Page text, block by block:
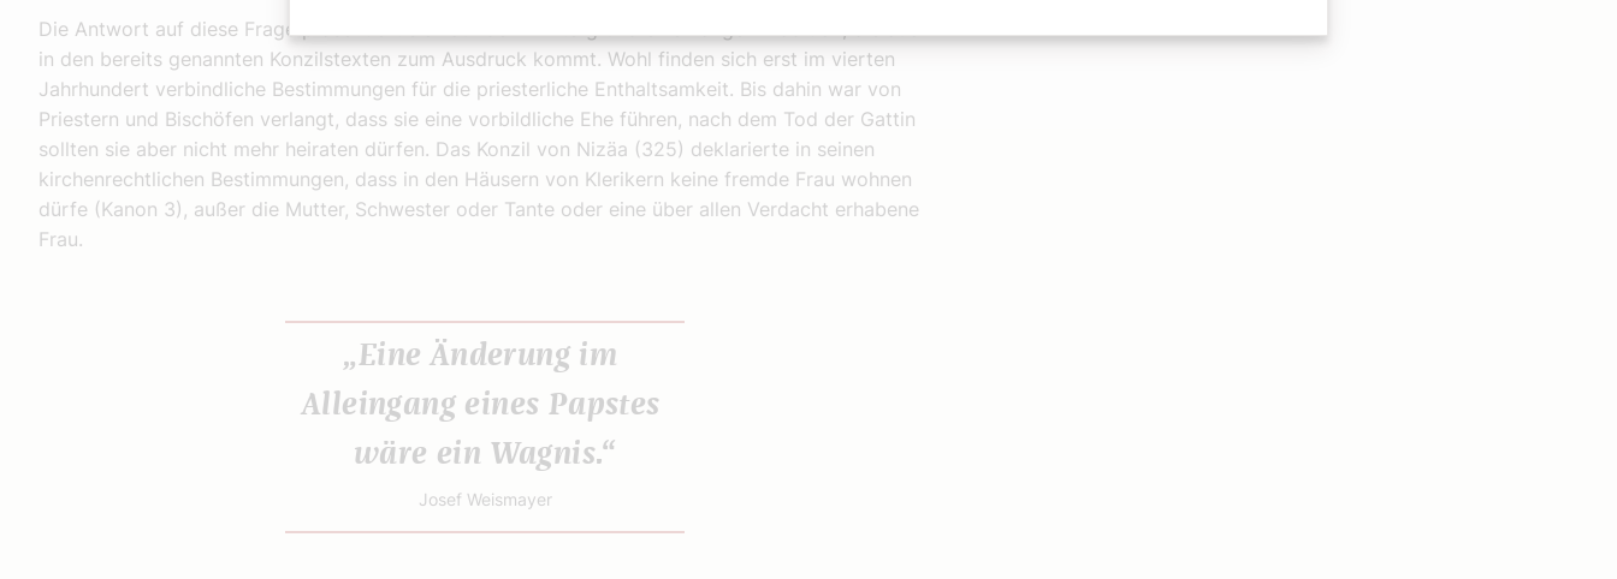
Die Antwort auf diese Frage präsentiert sich auf dem Hintergrund einer langen Tradition, die auch
in den bereits genannten Konzilstexten zum Ausdruck kommt. Wohl finden sich erst im vierten
Jahrhundert verbindliche Bestimmungen für die priesterliche Enthaltsamkeit. Bis dahin war von
Priestern und Bischöfen verlangt, dass sie eine vorbildliche Ehe führen, nach dem Tod der Gattin
sollten sie aber nicht mehr heiraten dürfen. Das Konzil von Nizäa (325) deklarierte in seinen
kirchenrechtlichen Bestimmungen, dass in den Häusern von Klerikern keine fremde Frau wohnen
dürfe (Kanon 3), außer die Mutter, Schwester oder Tante oder eine über allen Verdacht erhabene
Frau.
„Eine Änderung im
Alleingang eines Papstes
wäre ein Wagnis.“
Josef Weismayer